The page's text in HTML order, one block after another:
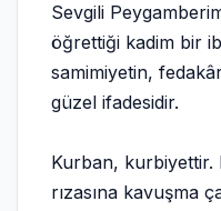
Sevgili
öğrettiği kadim bir
samimiyetin,
güzel ifadesidir.
Kurban, kurbiyettir.
rızasına kavuşma